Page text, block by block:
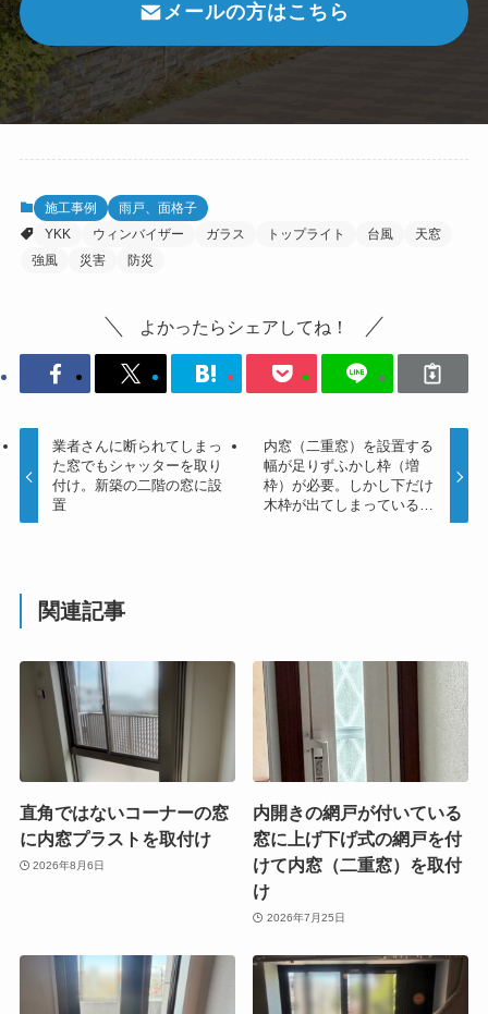
メールの方はこちら
施工事例
雨戸、面格子
YKK
ウィンバイザー ガラス トップライト 台風
天窓
強風
災害 防災
よかったらシェアしてね！
業者さんに断られてしまっ
た窓でもシャッターを取り
付け。新築の二階の窓に設
置
内窓（二重窓）を設置する
幅が足りずふかし枠（増
枠）が必要。しかし下だけ
木枠が出てしまっている…
関連記事
直角ではないコーナーの窓
に内窓プラストを取付け
2026年8月6日
内開きの網戸が付いている
窓に上げ下げ式の網戸を付
けて内窓（二重窓）を取付
け
2026年7月25日